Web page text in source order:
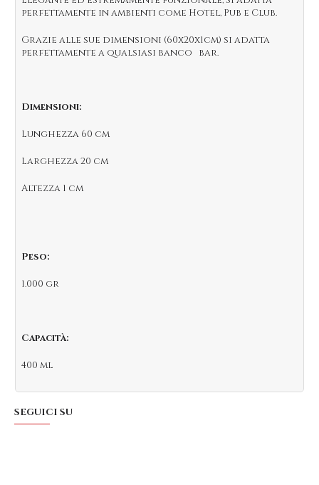
perfettamente in ambienti come Hotel, Pub e Club.
Grazie alle sue dimensioni (60x20x1cm) si adatta
perfettamente a qualsiasi banco bar.
Dimensioni:
Lunghezza 60 cm
Larghezza20 cm
Altezza1 cm
Peso:
1.000 gr
Capacità:
400 ml
SEGUICI SU